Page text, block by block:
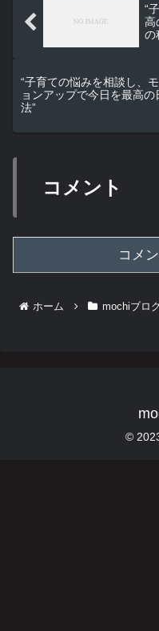
“
高
の
“子育ての悩みを相談し、
ョンアップで今日を最高の
法”
コメント
コメ
ホーム mochiブロ
©